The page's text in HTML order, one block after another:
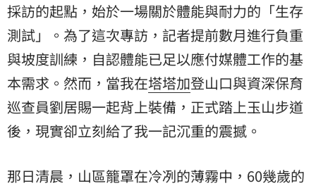
採訪的起點，始於一場關於體能與耐力的「生存
測試」。為了這次專訪，記者提前數月進行負重
與坡度訓練，自認體能已足以應付媒體工作的基
本需求。然而，當我在塔塔加登山口與資深保育
巡查員劉居賜一起背上裝備，正式踏上玉山步道
後，現實卻立刻給了我一記沉重的震撼。
那日清晨，山區籠罩在冷冽的薄霧中，60幾歲的